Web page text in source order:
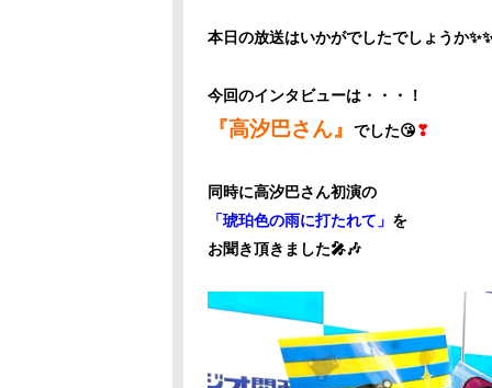
本日の放送はいかがでしたでしょうか
今回のインタビューは・・・！
『高汐巴さん』 でした😘❣
同時に高汐巴さん初演の
「琥珀色の雨に打たれて」 を
お聞き頂きました🎤🎶